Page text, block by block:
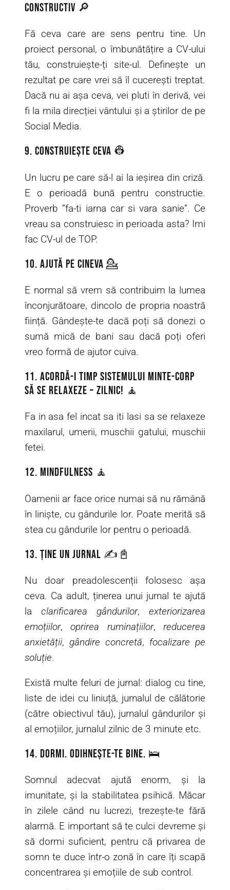
constructiv 🔎
Fă ceva care are sens pentru tine. Un
proiect personal, o îmbunătățire a CV-ului
tău, construiește-ți site-ul. Definește un
rezultat pe care vrei să îl cucerești treptat.
Dacă nu ai așa ceva, vei pluti în derivă, vei
fi la mila direcției vântului și a știrilor de pe
Social Media.
9. Construiește ceva 👷
Un lucru pe care să-l ai la ieșirea din criză.
E o perioadă bună pentru constructie.
Proverb ”fa-ti iarna car si vara sanie”. Ce
vreau sa construiesc in perioada asta? Imi
fac CV-ul de TOP.
10. Ajută pe cineva 💁
E normal să vrem să contribuim la lumea
înconjurătoare, dincolo de propria noastră
ființă. Gândește-te dacă poți să donezi o
sumă mică de bani sau dacă poți oferi
vreo formă de ajutor cuiva.
11. Acordă-i timp sistemului minte-corp
să se relaxeze – zilnic! 🧘
Fa in asa fel incat sa iti lasi sa se relaxeze
maxilarul, umerii, muschii gatului, muschii
fetei.
12. Mindfulness 🧘
Oamenii ar face orice numai să nu rămână
în liniște, cu gândurile lor. Poate merită să
stea cu gândurile lor pentru o perioadă.
13. Ține un jurnal ✍️📓
Nu doar preadolescenții folosesc așa
ceva. Ca adult, ținerea unui jurnal te ajută
la clarificarea gândurilor, exteriorizarea
emoțiilor,oprirea ruminațiilor,reducerea
anxietății, gândire concretă, focalizare pe
soluție.
Există multe feluri de jurnal: dialog cu tine,
liste de idei cu liniuță, jurnalul de călătorie
(către obiectivul tău), jurnalul gândurilor și
al emoțiilor, jurnalul zilnic de 3 minute etc.
14. Dormi. Odihnește-te bine. 🛌
Somnul adecvat ajută enorm, și la
imunitate, și la stabilitatea psihică. Măcar
în zilele când nu lucrezi, trezește-te fără
alarmă. E important să te culci devreme și
să dormi suficient, pentru că privarea de
somn te duce într-o zonă în care îți scapă
concentrarea și emoțiile de sub control.